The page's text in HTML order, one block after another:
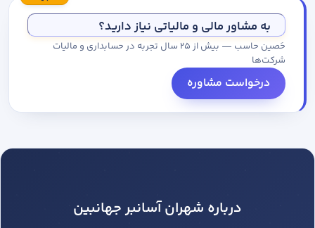
به مشاور مالی و مالیاتی نیاز دارید؟
حَصین حاسب — بیش از ۲۵ سال تجربه در حسابداری و مالیات
شرکت‌ها
درخواست مشاوره
درباره شهران آسانبر جهانبین